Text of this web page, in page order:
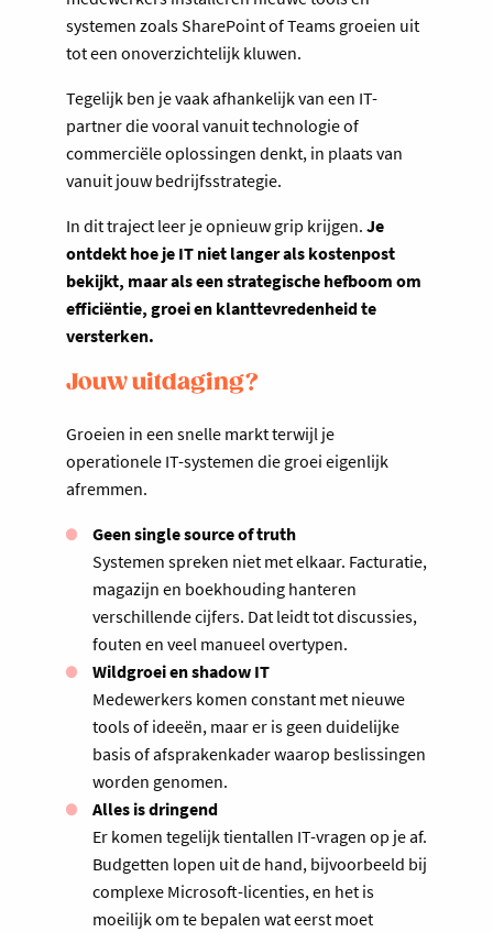
systemen zoals SharePoint of Teams groeien uit
tot een onoverzichtelijk kluwen.
Tegelijk ben je vaak afhankelijk van een IT-
partner die vooral vanuit technologie of
commerciële oplossingen denkt, in plaats van
vanuit jouw bedrijfsstrategie.
In dit traject leer je opnieuw grip krijgen. Je
ontdekt hoe je IT niet langer als kostenpost
bekijkt, maar als een strategische hefboom om
efficiëntie, groei en klanttevredenheid te
versterken.
Jouw uitdaging?
Groeien in een snelle markt terwijl je
operationele IT-systemen die groei eigenlijk
afremmen.
Geen single source of truth
Systemen spreken niet met elkaar. Facturatie,
magazijn en boekhouding hanteren
verschillende cijfers. Dat leidt tot discussies,
fouten en veel manueel overtypen.
Wildgroei en shadow IT
Medewerkers komen constant met nieuwe
tools of ideeën, maar er is geen duidelijke
basis of afsprakenkader waarop beslissingen
worden genomen.
Alles is dringend
Er komen tegelijk tientallen IT-vragen op je af.
Budgetten lopen uit de hand, bijvoorbeeld bij
complexe Microsoft-licenties, en het is
moeilijk om te bepalen wat eerst moet